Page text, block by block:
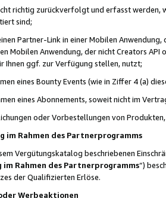
richtig zurückverfolgt und erfasst werden,
sind;
Partner-Link in einer Mobilen
Mobilen Anwendung, der nicht Creators
Ihnen ggf. zur Verfügung stellen, nutzt;
eines Bounty Events (wie in Ziffer 4 (a)
eines Abonnements, soweit nicht im
oder Vorbestellungen von
im Rahmen des Partnerprogramms
Vergütungskatalog beschriebenen
Rahmen des Partnerprogramms“)
der Qualifizierten Erlöse.
Werbeaktionen